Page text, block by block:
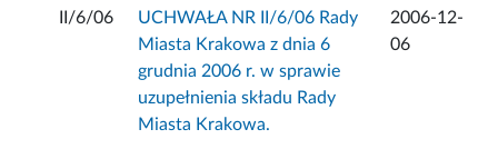
II/6/06
UCHWAŁA NR II/6/06 Rady
Miasta Krakowa z dnia 6
grudnia 2006 r. w sprawie
uzupełnienia składu Rady
Miasta Krakowa.
2006-12-
06